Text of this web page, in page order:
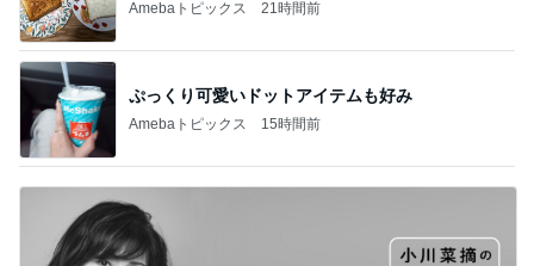
Amebaトピックス 21時間前
ぷっくり可愛いドットアイテムも好み
Amebaトピックス 15時間前